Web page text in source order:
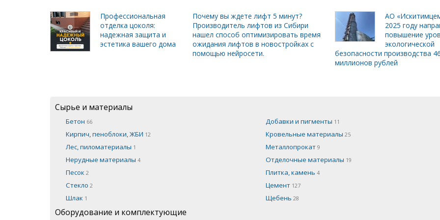
Профессиональная
отделка цоколя:
надежная защита и
эстетика вашего дома
Почему вы ждете лифт 5 минут?
Производитель лифтов из Сибири
нашел способ оптимизировать время
ожидания лифтов в новостройках с
помощью нейросети.
АО
2025 году
повышение
экологической
безопасности производства
миллионов рублей
Сырье и материалы
Бетон 66 Добавки и пигменты 11
Кирпич, пеноблоки, ЖБИ 12 Кровельные материалы 25
Лес, пиломатериалы 1 Металлопрокат 9
Нерудные материалы 4 Отделочные материалы 19
Песок 2 Плитка, камень 4
Стекло 2 Цемент 127
Шлак 1 Щебень 28
Оборудование и комплектующие